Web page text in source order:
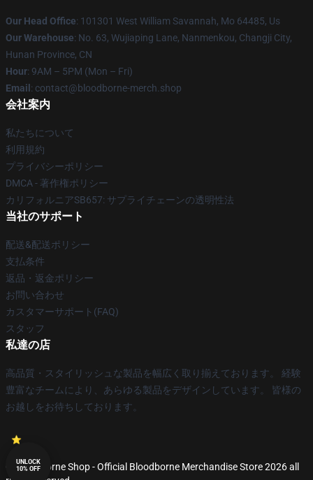
Our Head Office: 101301 West William Savannah, Mo 64485, Us
Our Warehouse: No. 63, Wujiaping Lane, Nanmenkou, Changji City,
Hunan Province, CN
Hour: 9AM – 5PM (Mon – Fri)
Email : contact@bloodborne-merch.shop
会社案内
私たちについて
利用規約
プライバシーポリシー
DMCA - 著作権ポリシー
カリフォルニアSB657: サプライチェーンの透明性法
当社のサポート
配送&配送ポリシー
支払条件
返品・返金ポリシー
お問い合わせ
カスタマーサポート(FAQ)
スタッフ
私達の店
高品質・スタイリッシュな製品を幅広く取り揃えております。 経験
豊富なチームにより、あらゆる製品をデザインしています。 皆様の
お越しをお待ちしております。
© Bloodborne Shop - Official Bloodborne Merchandise Store 2026 all
UNLOCK
10% OFF